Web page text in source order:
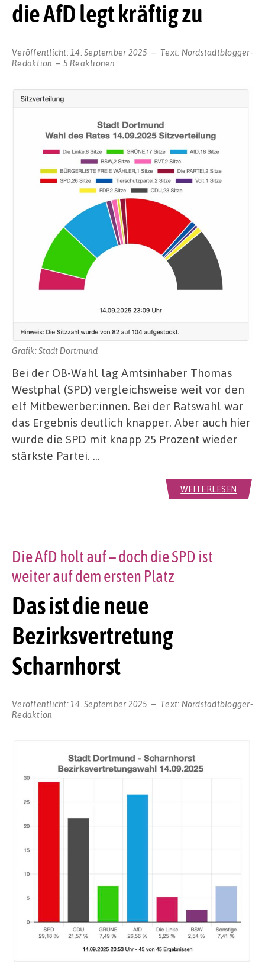
die AfD legt kräftig zu
Veröffentlicht: 14. September 2025 Text: Nordstadtblogger-
Redaktion
5 Reaktionen
Grafik: Stadt Dortmund
Bei der OB-Wahl lag Amtsinhaber Thomas
Westphal (SPD) vergleichsweise weit vor den
elf Mitbewerber:innen. Bei der Ratswahl war
das Ergebnis deutlich knapper. Aber auch hier
wurde die SPD mit knapp 25 Prozent wieder
stärkste Partei. …
WEITERLESEN
Das ist die neue
Bezirksvertretung
Scharnhorst
Die AfD holt auf – doch die SPD ist
weiter auf dem ersten Platz
Veröffentlicht: 14. September 2025 Text: Nordstadtblogger-
Redaktion